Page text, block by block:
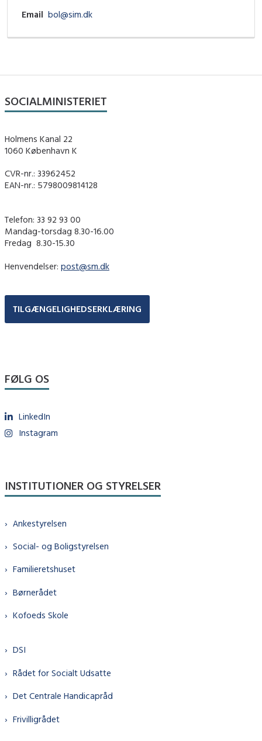
Email bol@sim.dk
SOCIALMINISTERIET
Holmens Kanal 22
1060 København K
CVR-nr.: 33962452
EAN-nr.: 5798009814128
Telefon: 33 92 93 00
Mandag-torsdag 8.30-16.00
Fredag ​ 8.30-15.30
Henvendelser: post@sm.dk
TILGÆNGELIGHEDSERKLÆRING
FØLG OS
LinkedIn
Instagram
INSTITUTIONER OG STYRELSER
Ankestyrelsen
Social- og Boligstyrelsen
Familieretshuset
Børnerådet
Kofoeds Skole
DSI
Rådet for Socialt Udsatte
Det Centrale Handicapråd
Frivilligrådet